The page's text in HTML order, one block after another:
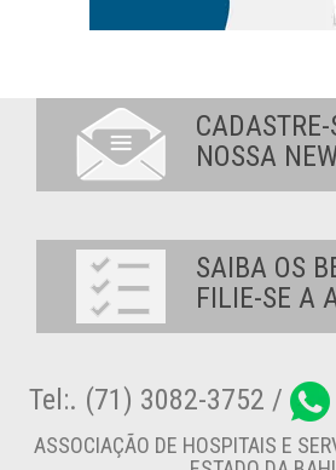
NOSSA
SAIBA OS
FILIE-SE A
Tel:. (71) 3082-3752 /
ASSOCIAÇÃO DE HOSPITAIS E